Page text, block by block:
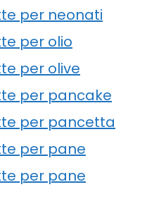
per neonati
per olio
per olive
per pancake
per pancetta
per pane
per pane